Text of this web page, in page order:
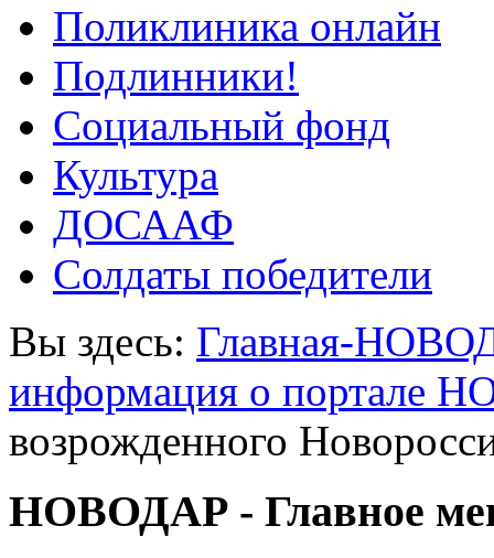
Поликлиника онлайн
Подлинники!
Социальный фонд
Культура
ДОСААФ
Солдаты победители
Вы здесь: Главная-
информация о портале
возрожденного
НОВОДАР - Главное